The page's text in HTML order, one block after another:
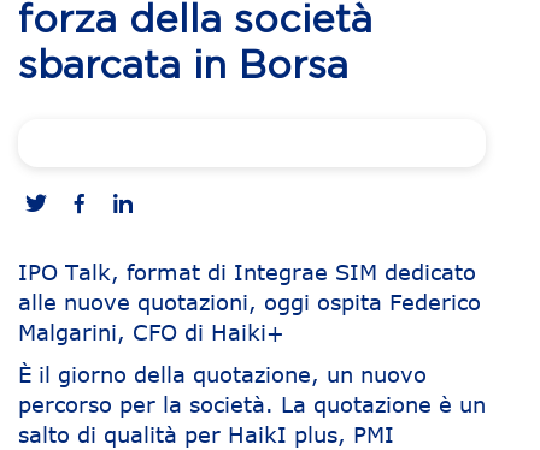
forza della società
sbarcata in Borsa
IPO Talk, format di Integrae SIM dedicato
alle nuove quotazioni, oggi ospita Federico
Malgarini, CFO di Haiki+
È il giorno della quotazione, un nuovo
percorso per la società. La quotazione è un
salto di qualità per HaikI plus, PMI